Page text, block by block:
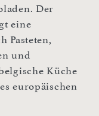
Der
eine
Pasteten,
und
Küche
europäischen